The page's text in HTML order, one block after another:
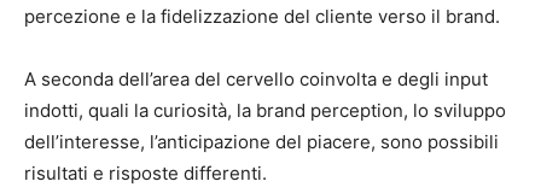
percezione e la fidelizzazione del cliente verso il brand.
A seconda dell’area del cervello coinvolta e degli input
indotti, quali la curiosità, la brand perception, lo sviluppo
dell’interesse, l’anticipazione del piacere, sono possibili
risultati e risposte differenti.